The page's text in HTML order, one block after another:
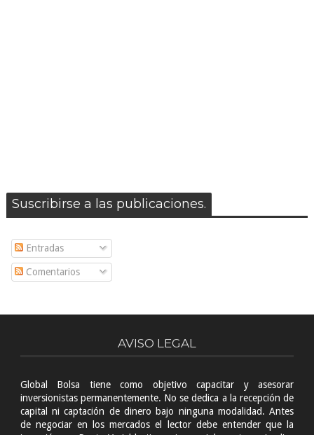
Suscribirse a las publicaciones.
Entradas
Comentarios
AVISO LEGAL
Global Bolsa tiene como objetivo capacitar y asesorar
inversionistas permanentemente. No se dedica a la recepción de
capital ni captación de dinero bajo ninguna modalidad. Antes
de negociar en los mercados el lector debe entender que la